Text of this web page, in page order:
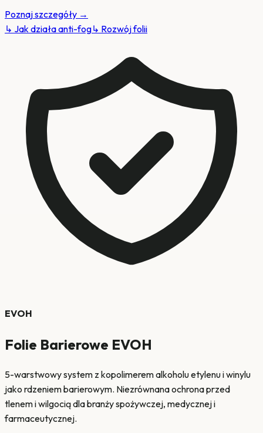
Poznaj szczegóły →
↳ Jak działa anti-fog↳ Rozwój folii
EVOH
Folie Barierowe EVOH
5-warstwowy system z kopolimerem alkoholu etylenu i winylu
jako rdzeniem barierowym. Niezrównana ochrona przed
tlenem i wilgocią dla branży spożywczej, medycznej i
farmaceutycznej.